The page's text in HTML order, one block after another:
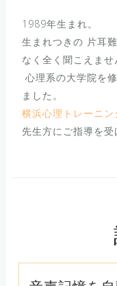
1989年生まれ。
生まれつきの 片耳
なく全く聞こえませ
心理系の大学院を
ました。
横浜心理トレーニン
先生方にご指導を受